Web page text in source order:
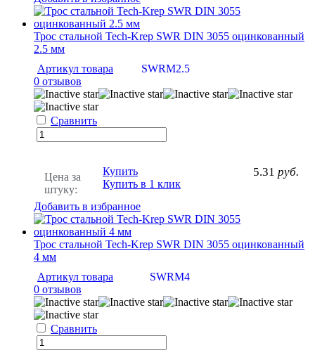
Трос стальной Tech-Krep SWR DIN 3055 оцинкованный
2.5 мм
Артикул товара
SWRM2.5
0 отзывов
Сравнить
Цена за
штуку:
5.31 руб.
Купить
Купить в 1 клик
Добавить в избранное
Трос стальной Tech-Krep SWR DIN 3055 оцинкованный
4 мм
Артикул товара
SWRM4
0 отзывов
Сравнить